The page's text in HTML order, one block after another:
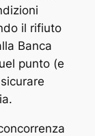
il rifiuto
Banca
punto (e